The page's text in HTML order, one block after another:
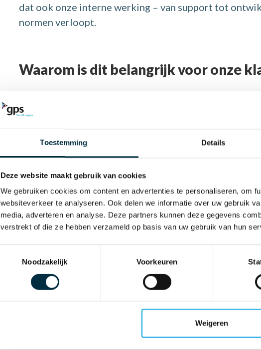
Toestemming Details
Deze website maakt gebruik van cookies
We gebruiken cookies om content en advertenties te personaliseren, om
websiteverkeer te analyseren. Ook delen we informatie over uw gebruik
media, adverteren en analyse. Deze partners kunnen deze gegevens
verstrekt of die ze hebben verzameld op basis van uw gebruik van hun
Noodzakelijk
Voorkeuren
Weigeren
dat ook onze interne werking – van support tot
normen verloopt.
Waarom is dit belangrijk voor onze
gegevens verwerkt: personeelsdata, planningen,
partner van jouw organisatie dragen wij de
mee om te gaan.
Dankzij ISO27001 kan je er zeker van zijn dat:
Je data veilig wordt verwerkt en opgeslagen
Alleen geautoriseerde personen toegang hebben
We voorbereid zijn op risico’s en incidenten
We transparant werken volgens internationaal
Wat verandert er concreet voor jou?
Je hoeft niets te doen. Onze werking en software